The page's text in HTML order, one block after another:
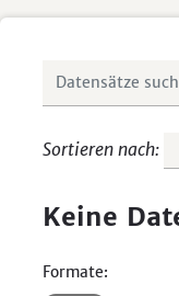
Sortieren nach
Keine
Formate: